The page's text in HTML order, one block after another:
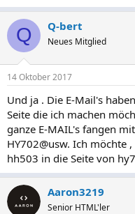
Q Q-bert
Neues Mitglied
14 Oktober 2017
Und ja . Die E-Mail's
Seite die ich machen
ganze E-MAIL's fangen
HY702@usw. Ich möchte
hh503 in die Seite von
Aaron3219
Senior HTML'ler